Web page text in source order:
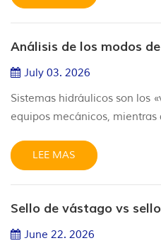
pasado por alto—hay una
«columna vertebral» de la
centralizador es e...
July 03. 2026
Sistemas hidráulicos son los
equipos mecánicos, mientras
componentes básicos
desempeñan un papel
mantenimiento de una
estado de funcionamie...
LEE MAS
June 22. 2026